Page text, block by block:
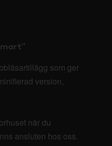
som ger
version,
när du
ansluten hos oss.